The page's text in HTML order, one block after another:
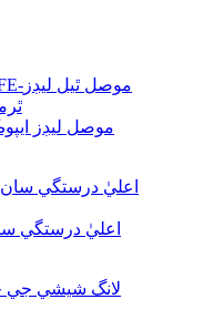
اعليٰ درستگي